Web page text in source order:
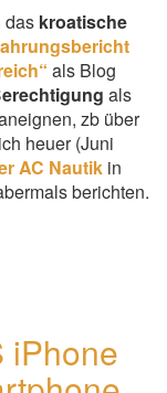
das kroatische
als Blog
als
zb über
heuer (Juni
AC Nautik in
berichten.
iPhone